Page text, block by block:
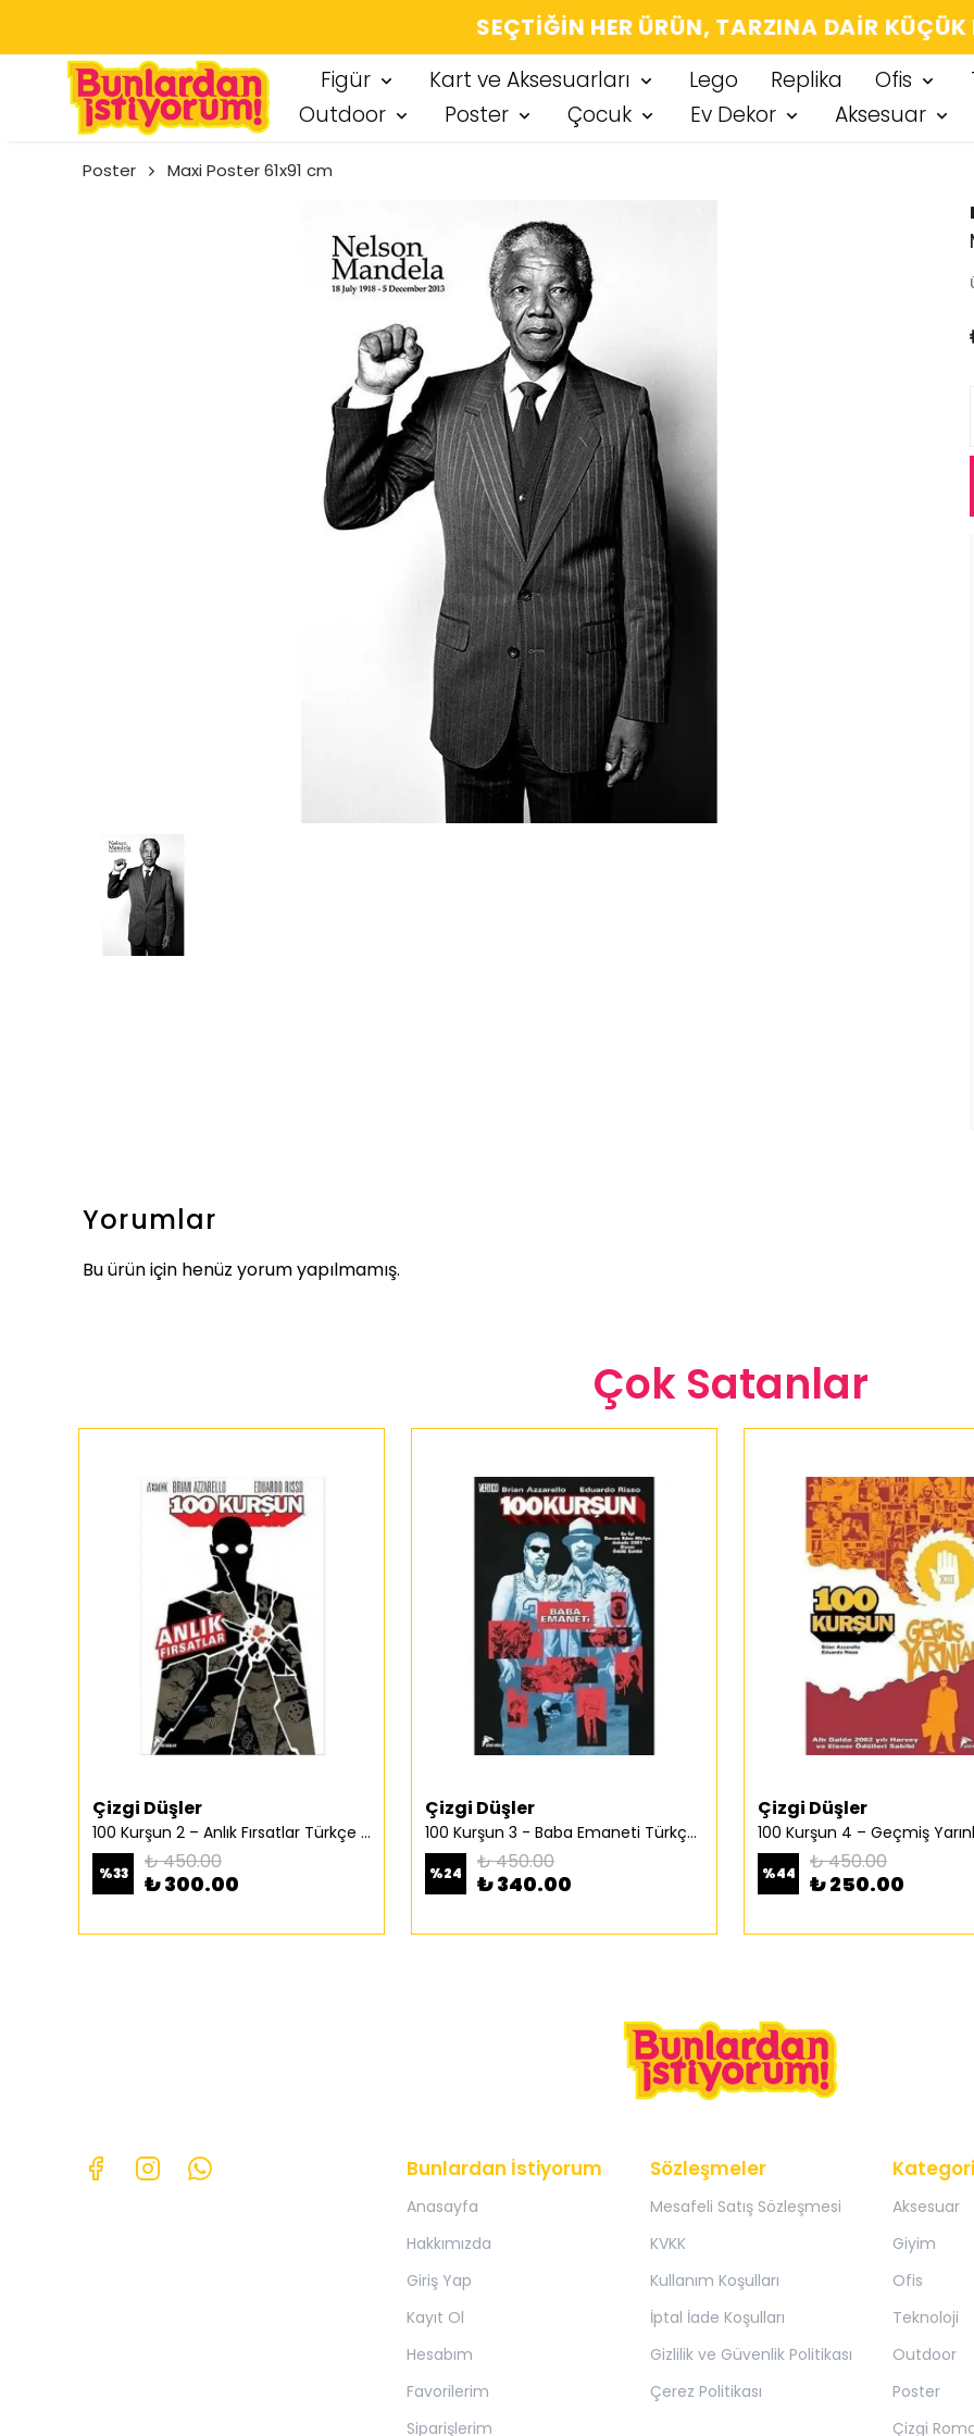
SEÇTIĞIN HER ÜRÜN, TARZINA DAIR KÜÇÜK
Figür Kart ve Aksesuarları Lego Replika Ofis
Outdoor
Poster Çocuk Ev Dekor Aksesuar
Poster Maxi Poster 61x91 cm
Yorumlar
Bu ürün için henüz yorum yapılmamış.
Çok Satanlar
Çizgi Düşler
100 Kurşun 2 – Anlık Fırsatlar Türkçe Çizgi Roman
%33 ₺ 450.00
₺ 300.00
Çizgi Düşler
100 Kurşun 3 - Baba Emaneti Türkçe Çizgi Roman
%24 ₺ 450.00
₺ 340.00
Çizgi Düşler
%44 ₺ 450.00
₺ 250.00
Bunlardan İstiyorum
Anasayfa
Hakkımızda
Giriş Yap
Kayıt Ol
Hesabım
Favorilerim
Siparişlerim
Sözleşmeler
Mesafeli Satış Sözleşmesi
KVKK
Kullanım Koşulları
İptal İade Koşulları
Gizlilik ve Güvenlik Politikası
Çerez Politikası
Aksesuar
Giyim
Ofis
Teknoloji
Outdoor
Poster
Çizgi